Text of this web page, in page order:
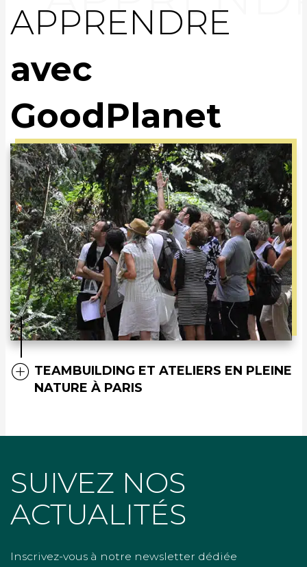
APPRENDRE
avec
GoodPlanet
TEAMBUILDING ET ATELIERS EN PLEINE
NATURE À PARIS
SUIVEZ NOS
ACTUALITÉS
Inscrivez-vous à notre newsletter dédiée